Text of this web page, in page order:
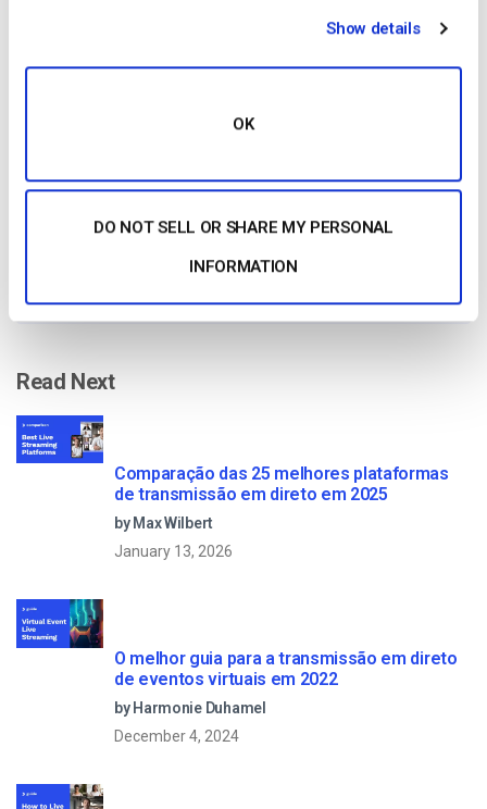
Show details
OK
DO NOT SELL OR SHARE MY PERSONAL
INFORMATION
Free 14-Day Trial
Get Started!
Start streaming immediately
No credit card required
10 GB of bandwidth
Read Next
Comparação das 25 melhores plataformas
de transmissão em direto em 2025
by Max Wilbert
January 13, 2026
O melhor guia para a transmissão em direto
de eventos virtuais em 2022
by Harmonie Duhamel
December 4, 2024